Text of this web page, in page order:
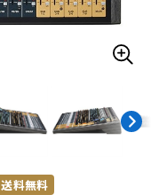
レコーディング機器
楽器アクセサリ
送料無料